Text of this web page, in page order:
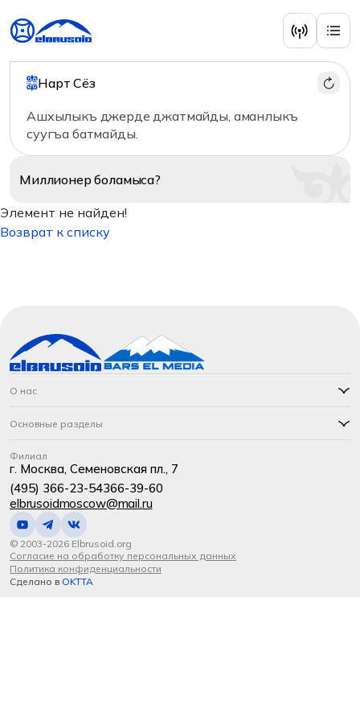
Нарт Сёз
Ашхылыкъ джерде джатмайды, аманлыкъ
суугъа батмайды.
Миллионерболамыса?
Элемент не найден!
Возврат к списку
О нас
Основные разделы
Филиал
г. Москва, Семеновская пл., 7
(495) 366-23-54366-39-60
elbrusoidmoscow@mail.ru
© 2003-2026 Elbrusoid.org
Согласие на обработку персональных данных
Политика конфиденциальности
Сделано в OKTTA